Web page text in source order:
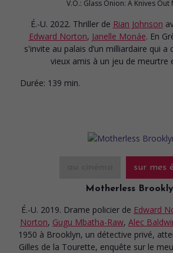
V.O.: Glass Onion: A Knives Out
É.-U. 2022. Thriller de Rian Johnson
Edward Norton, Janelle Monáe. En
s'invite au palais d’un milliardaire qui a
vieux amis à un jeu de meurtre
Durée: 139 min.
sur mes
Motherless
É.-U. 2019. Drame policier de Edward
Norton, Gugu Mbatha-Raw, Alec
1950 à Brooklyn, un détective privé,
Gilles de la Tourette, enquête sur le